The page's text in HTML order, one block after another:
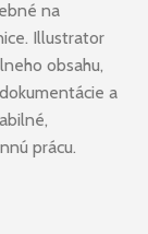
na
Illustrator
obsahu,
a
prácu.